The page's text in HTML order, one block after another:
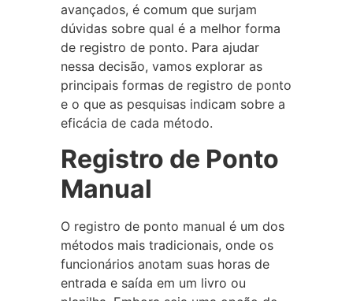
avançados, é comum que surjam
dúvidas sobre qual é a melhor forma
de registro de ponto. Para ajudar
nessa decisão, vamos explorar as
principais formas de registro de ponto
e o que as pesquisas indicam sobre a
eficácia de cada método.
Registro de Ponto
Manual
O registro de ponto manual é um dos
métodos mais tradicionais, onde os
funcionários anotam suas horas de
entrada e saída em um livro ou